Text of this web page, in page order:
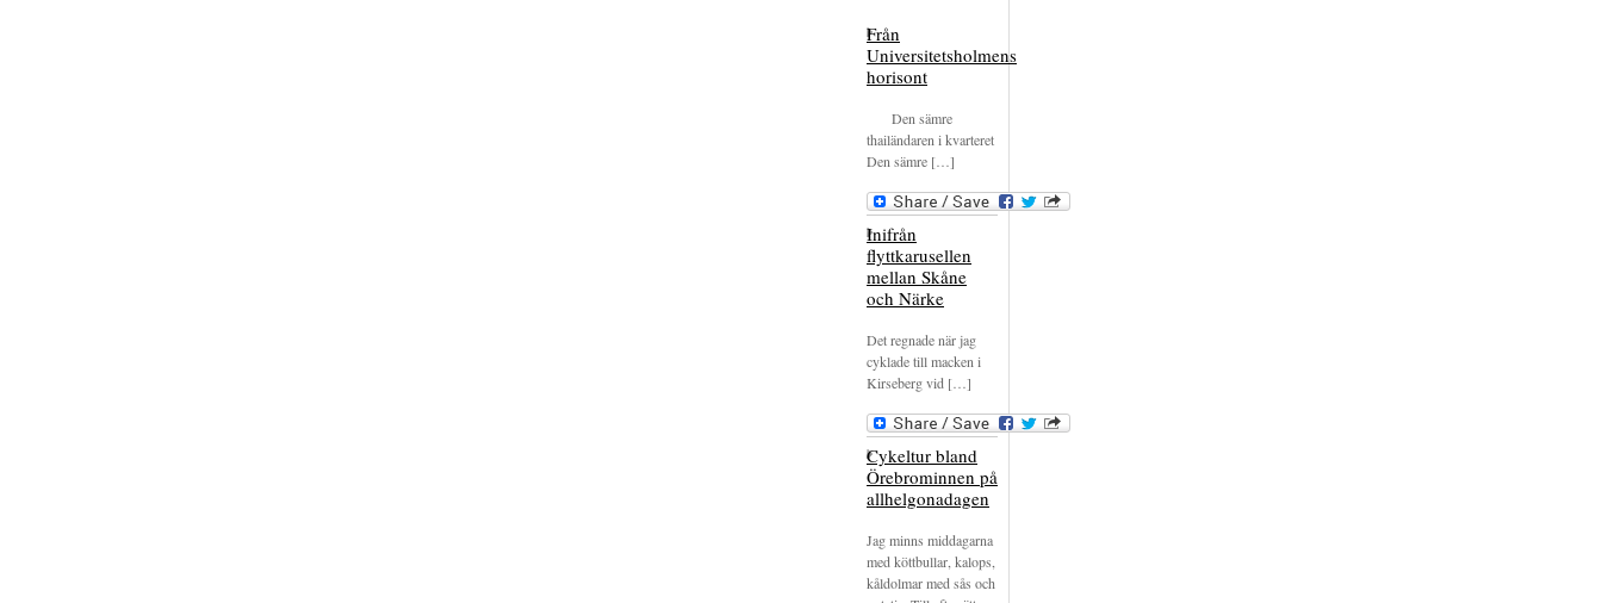
Från
Universitetsholmens
horisont
Den sämre
thailändaren i kvarteret
Den sämre […]
Inifrån
flyttkarusellen
mellan Skåne
och Närke
Det regnade när jag
cyklade till macken i
Kirseberg vid […]
Cykeltur bland
Örebrominnen på
allhelgonadagen
Jag minns middagarna
med köttbullar, kalops,
kåldolmar med sås och